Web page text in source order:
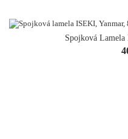
Spojková